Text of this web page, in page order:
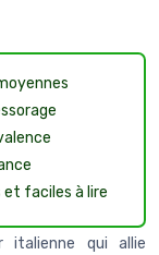
et faciles à lire
italienne qui allie